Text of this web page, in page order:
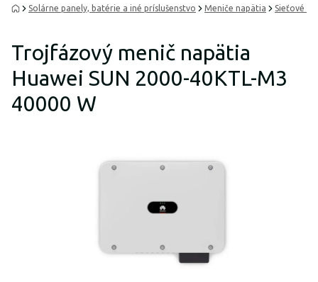
Solárne panely, batérie a iné príslušenstvo Meniče napätia Sieťové
Trojfázový menič napätia
Huawei SUN 2000-40KTL-M3
40000 W